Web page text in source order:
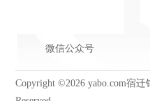
微信公众号
Copyright ©2026 yabo.com宿